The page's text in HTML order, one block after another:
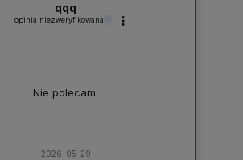
qqq
opinia niezweryfikowana
Nie polecam.
2026-05-29